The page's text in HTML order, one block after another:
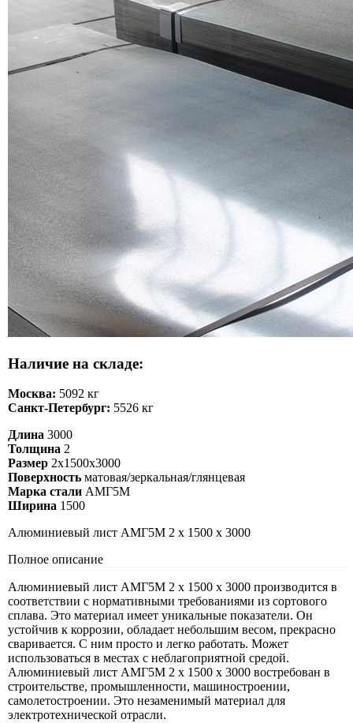
Наличие на складе:
Москва: 5092 кг
Санкт-Петербург: 5526 кг
Длина 3000
Толщина 2
Размер 2х1500х3000
Поверхность матовая/зеркальная/глянцевая
Марка стали АМГ5М
Ширина 1500
Алюминиевый лист АМГ5М 2 х 1500 х 3000
Полное описание
Алюминиевый лист АМГ5М 2 х 1500 х 3000 производится в
соответствии с нормативными требованиями из сортового
сплава. Это материал имеет уникальные показатели. Он
устойчив к коррозии, обладает небольшим весом, прекрасно
сваривается. С ним просто и легко работать. Может
использоваться в местах с неблагоприятной средой.
Алюминиевый лист АМГ5М 2 х 1500 х 3000 востребован в
строительстве, промышленности, машиностроении,
самолетостроении. Это незаменимый материал для
электротехнической отрасли.